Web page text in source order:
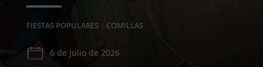
FIESTAS POPULARES| COMILLAS
6 de julio de 2026